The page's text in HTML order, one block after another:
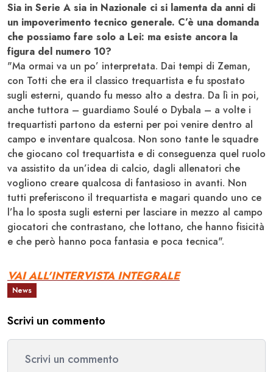
Sia in Serie A sia in Nazionale ci si lamenta da anni di
un impoverimento tecnico generale. C’è una domanda
che possiamo fare solo a Lei: ma esiste ancora la
figura del numero 10?
"Ma ormai va un po’ interpretata. Dai tempi di Zeman,
con Totti che era il classico trequartista e fu spostato
sugli esterni, quando fu messo alto a destra. Da lì in poi,
anche tuttora – guardiamo Soulé o Dybala – a volte i
trequartisti partono da esterni per poi venire dentro al
campo e inventare qualcosa. Non sono tante le squadre
che giocano col trequartista e di conseguenza quel ruolo
va assistito da un’idea di calcio, dagli allenatori che
vogliono creare qualcosa di fantasioso in avanti. Non
tutti preferiscono il trequartista e magari quando uno ce
l’ha lo sposta sugli esterni per lasciare in mezzo al campo
giocatori che contrastano, che lottano, che hanno fisicità
e che però hanno poca fantasia e poca tecnica".
VAI ALL'INTERVISTA INTEGRALE
News
Scrivi un commento